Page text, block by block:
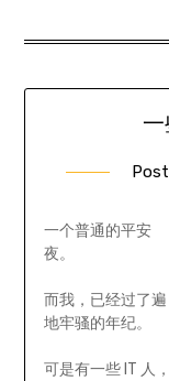
一个普通的平安
夜。
而我，已经过了遍
地牢骚的年纪。
可是有一些 IT 人，